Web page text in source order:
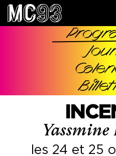
Aller
contenu
Navigation
les 24 et 25